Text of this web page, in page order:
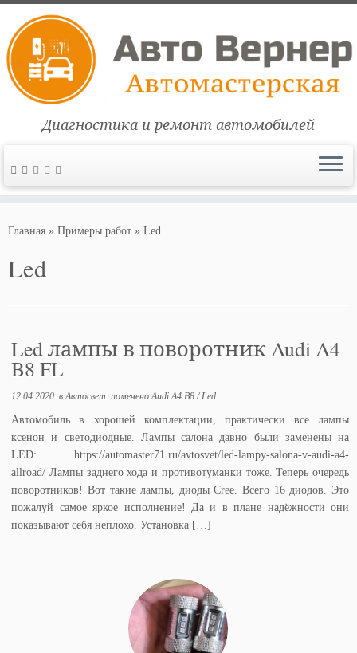
Диагностика и ремонт автомобилей
Главная » Примеры работ » Led
Led
Led лампы в поворотник Audi A4
B8 FL
12.04.2020 вАвтосвет помеченоAudi A4 B8/ Led
Автомобиль в хорошей комплектации, практически все лампы
ксенон и светодиодные. Лампы салона давно были заменены на
LED: https://automaster71.ru/avtosvet/led-lampy-salona-v-audi-a4-
allroad/ Лампы заднего хода и противотуманки тоже. Теперь очередь
поворотников! Вот такие лампы, диоды Cree. Всего 16 диодов. Это
пожалуй самое яркое исполнение! Да и в плане надёжности они
показывают себя неплохо. Установка […]